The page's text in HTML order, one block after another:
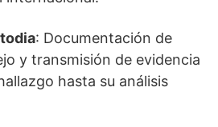
: Documentación de
y transmisión de evidencia
hasta su análisis